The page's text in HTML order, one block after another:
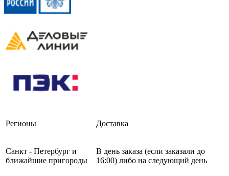
Регионы Доставка
Санкт - Петербург и
ближайшие пригороды
В день заказа (если заказали до
16:00) либо на следующий день